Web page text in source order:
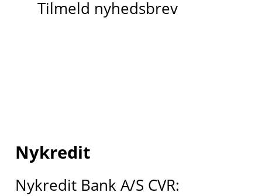
Tilmeld nyhedsbrev
Nykredit
Nykredit Bank A/S CVR: